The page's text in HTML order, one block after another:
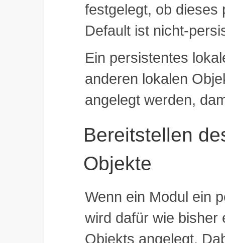
festgelegt, ob dieses
Default ist nicht-
Ein persistentes
anderen lokalen
angelegt werden,
Bereitstellen
Objekte
Wenn ein Modul ein
wird dafür wie bisher
Objekts angelegt.